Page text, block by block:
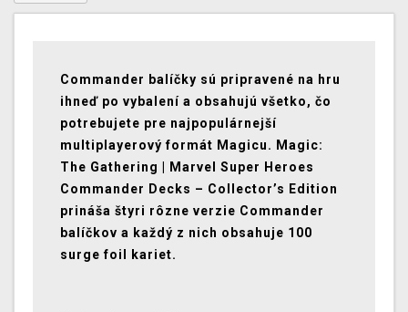
Commander balíčky sú pripravené na hru
ihneď po vybalení a obsahujú všetko, čo
potrebujete pre najpopulárnejší
multiplayerový formát Magicu. Magic:
The Gathering | Marvel Super Heroes
Commander Decks – Collector’s Edition
prináša štyri rôzne verzie Commander
balíčkov a každý z nich obsahuje 100
surge foil kariet.